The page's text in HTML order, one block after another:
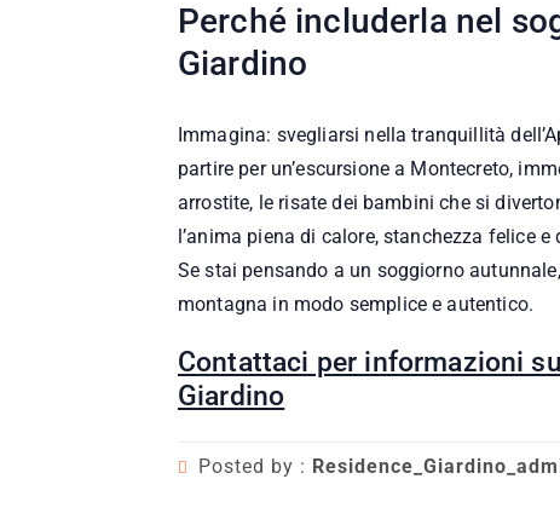
Perché includerla nel
Giardino
Immagina: svegliarsi nella tranquillità
partire per un’escursione a Montecreto,
arrostite, le risate dei bambini che si
l’anima piena di calore, stanchezza felice
Se stai pensando a un soggiorno
montagna in modo semplice e autentico.
Contattaci per informazioni
Giardino
Posted by :